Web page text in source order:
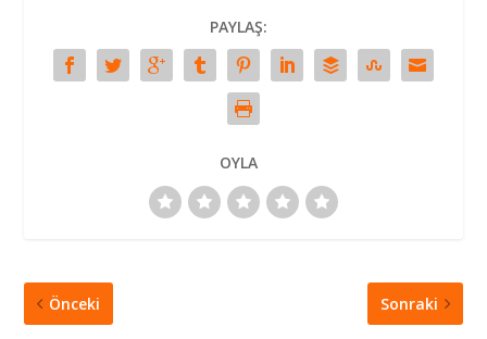
PAYLAŞ:
OYLA
Önceki Sonraki